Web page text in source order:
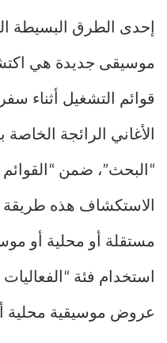
إحدى الطرق البسيطة
موسيقى جديدة هي
قوائم التشغيل أثناء
الأغاني الرائجة
“البحث”، ضمن
الاستكشاف هذه
مستقلة أو محلية أو
استخدام فئة
عروض موسيقية محلية